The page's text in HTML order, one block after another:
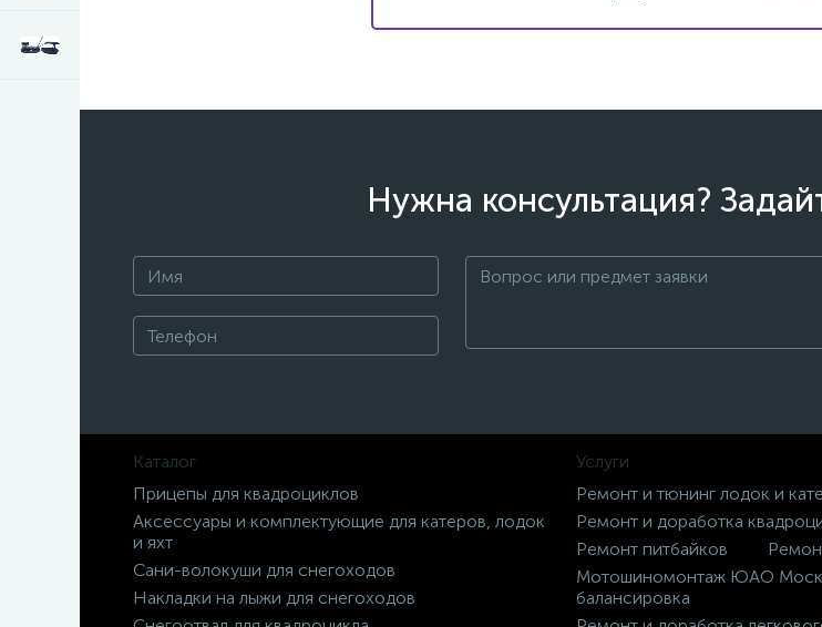
Нужна консультация?
Каталог
Прицепы для квадроциклов
Аксессуары и комплектующие для катеров, лодок
и яхт
Сани-волокуши для снегоходов
Накладки на лыжи для снегоходов
Услуги
Ремонт и тюнинг лодок и
Ремонт и доработка
Ремонт питбайков
Мотошиномонтаж ЮАО
балансировка